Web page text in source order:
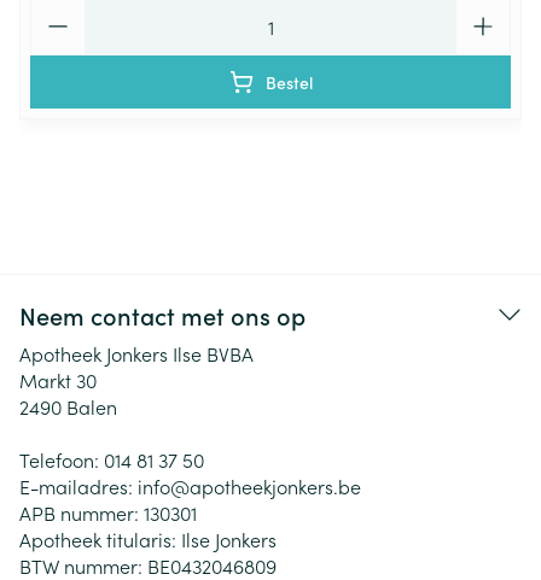
Bestel
Neem contact met ons op
Apotheek Jonkers Ilse BVBA
Markt 30
2490 Balen
Telefoon: 014 81 37 50
E-mailadres: info@apotheekjonkers.be
APB nummer: 130301
Apotheek titularis: Ilse Jonkers
BTW nummer: BE0432046809